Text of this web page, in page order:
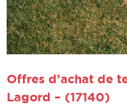
Offres d’achat de
Lagord – (17140)